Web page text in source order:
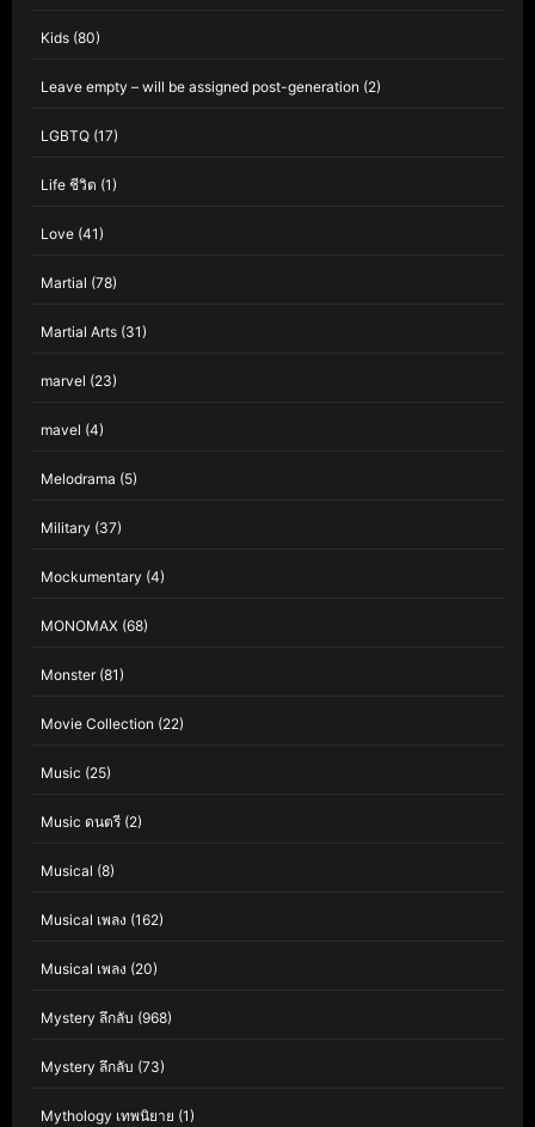
Kids (80)
Leave empty – will be assigned post-generation (2)
LGBTQ (17)
Life ชีวิต (1)
Love (41)
Martial (78)
Martial Arts (31)
marvel (23)
mavel (4)
Melodrama (5)
Military (37)
Mockumentary (4)
MONOMAX (68)
Monster(81)
Movie Collection (22)
Music (25)
Music ดนตรี (2)
Musical (8)
Musical เพลง (162)
Musical เพลง (20)
Mystery ลึกลับ (968)
Mystery ลึกลับ (73)
Mythology เทพนิยาย (1)